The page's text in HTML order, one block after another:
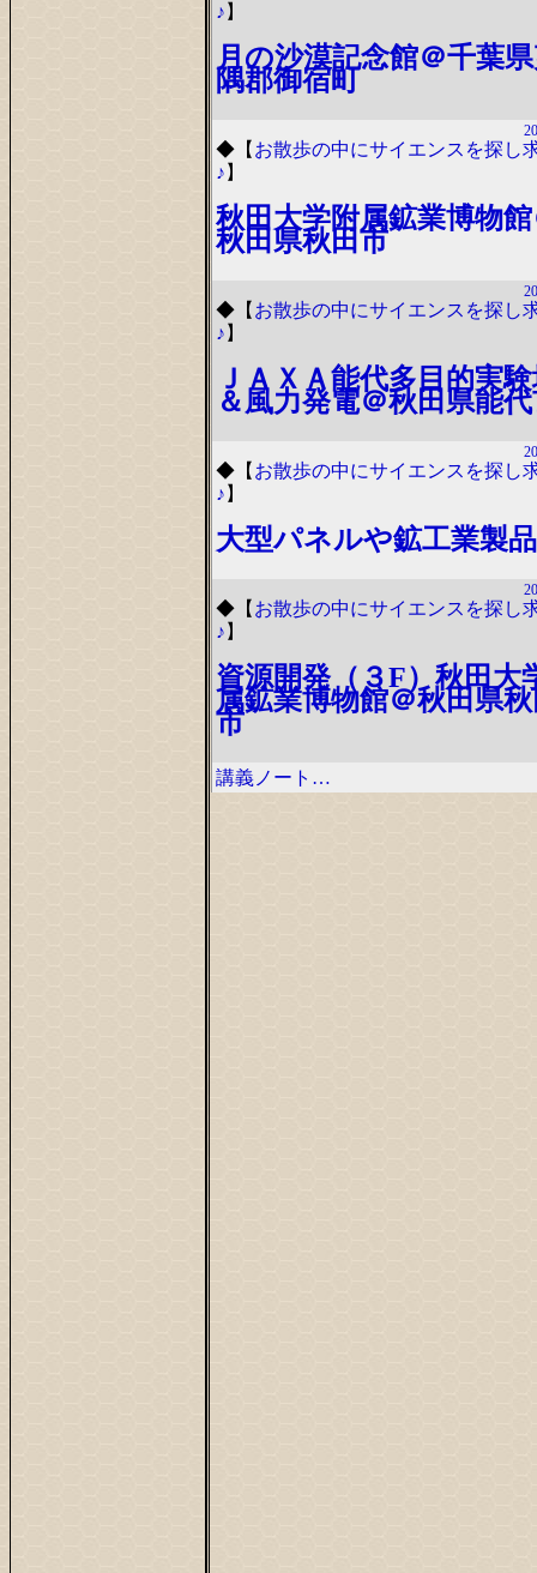
♪ 】
月の沙漠記念館＠千葉
隅郡御宿町
◆ 【 お散歩の中にサイエンスを探し
♪ 】
秋田大学附属鉱業博物
秋田県秋田市
◆ 【 お散歩の中にサイエンスを探し
♪ 】
ＪＡＸＡ能代多目的実
＆風力発電＠秋田県能
◆ 【 お散歩の中にサイエンスを探し
♪ 】
大型パネルや鉱工業製品
◆ 【 お散歩の中にサイエンスを探し
♪ 】
資源開発（３F）秋田大
属鉱業博物館＠秋田県
市
講義ノート…